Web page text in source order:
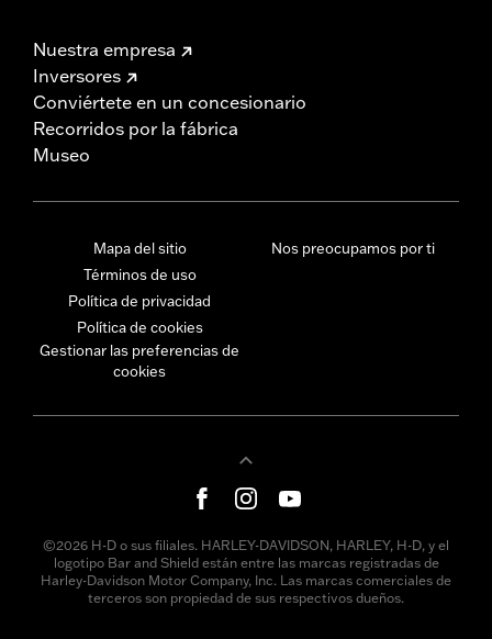
Nuestra empresa
Inversores
Conviértete en un concesionario
Recorridos por la fábrica
Museo
Mapa del sitio
Términos de uso
Política de privacidad
Política de cookies
Gestionar las preferencias de
cookies
Nos preocupamos por ti
©2026 H-D o sus filiales. HARLEY-DAVIDSON, HARLEY, H-D, y el
logotipo Bar and Shield están entre las marcas registradas de
Harley-Davidson Motor Company, Inc. Las marcas comerciales de
terceros son propiedad de sus respectivos dueños.